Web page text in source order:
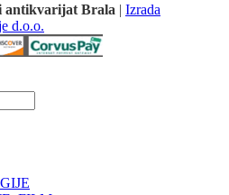
antikvarijat Brala | Izrada
d.o.o.